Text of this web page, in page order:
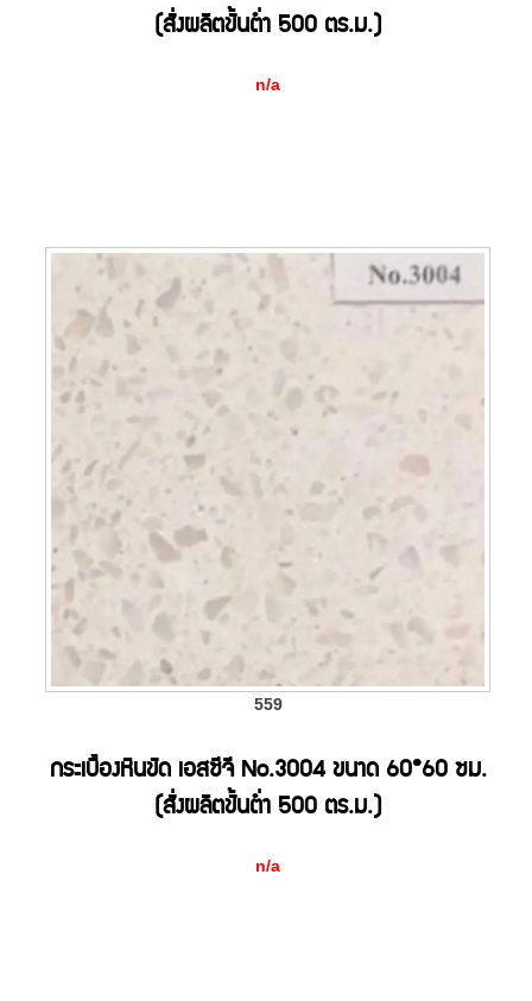
(สั่งผลิตขั้นต่ำ 500 ตร.ม.)
n/a
559
กระเบื้องหินขัด เอสซีจี No.3004 ขนาด 60*60 ซม.
(สั่งผลิตขั้นต่ำ 500 ตร.ม.)
n/a